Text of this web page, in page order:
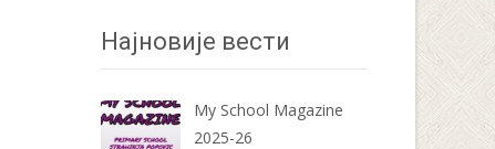
Најновије вести
My School Magazine
2025-26